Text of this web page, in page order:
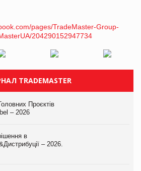
TRADEMASTER
Проєктів
– 2026
в
– 2026.